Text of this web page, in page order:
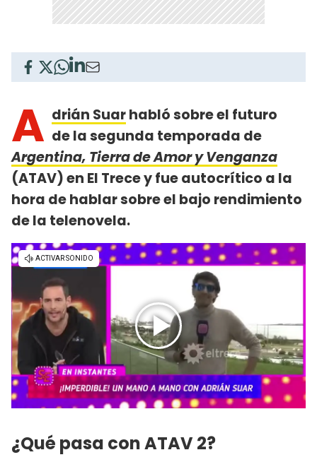
A drián Suarhabló sobre el futuro
de la segunda temporada de
Argentina, Tierra de Amor y Venganza
(ATAV) en El Trece y fue autocrítico a la
hora de hablar sobre el bajo rendimiento
de la telenovela.
¿Qué pasa con ATAV 2?